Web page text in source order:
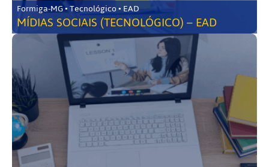
Formiga-MG • Tecnológico • EAD
MÍDIAS SOCIAIS (TECNOLÓGICO) – EAD